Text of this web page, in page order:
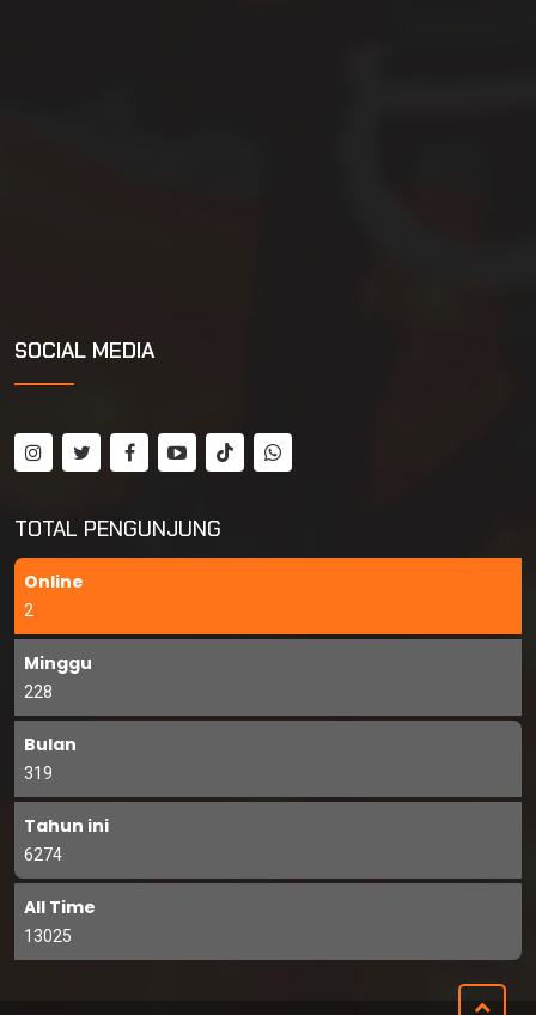
SOCIAL MEDIA
TOTAL PENGUNJUNG
Online
2
Minggu
228
Bulan
319
Tahun ini
6274
All Time
13025